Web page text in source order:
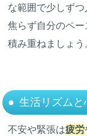
な範囲で少しずつ
焦らず自分のペー
積み重ねましょう
生活リズム
不安や緊張は疲労